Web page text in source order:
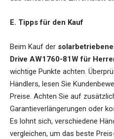
E. Tipps für den Kauf
Beim Kauf der
Drive AW1760-81W für
wichtige Punkte achten.
Händlers, lesen Sie
Preise. Achten Sie auf
Garantieverlängerungen oder
Es lohnt sich, verschiedene
vergleichen, um das beste